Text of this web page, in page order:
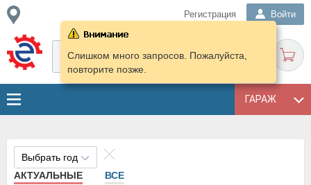
Регистрация Войти
ГАРАЖ
Слишком много запросов. Пожалуйста,
повторите позже.
Выбрать год
АКТУАЛЬНЫЕ
ВСЕ